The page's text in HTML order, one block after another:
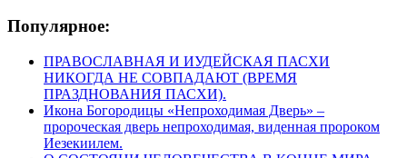
Популярное:
ПРАВОСЛАВНАЯ И ИУДЕЙСКАЯ ПАСХИ
НИКОГДА НЕ СОВПАДАЮТ (ВРЕМЯ
ПРАЗДНОВАНИЯ ПАСХИ).
Икона Богородицы «Непроходимая Дверь» –
пророческая дверь непроходимая, виденная пророком
Иезекиилем.